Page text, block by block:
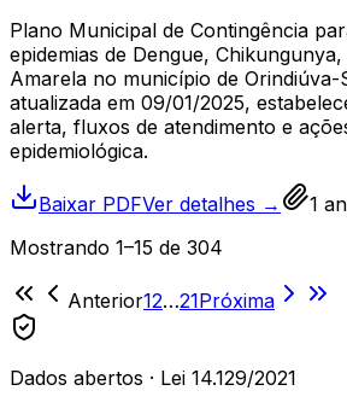
Plano Municipal de Contingência
epidemias de Dengue,
Amarela no município de Orindiúva-
atualizada em 09/01/2025,
alerta, fluxos de atendimento e
epidemiológica.
Baixar PDFVer detalhes → 1
Mostrando 1–15 de 304
Anterior12…21Próxima
Dados abertos · Lei 14.129/2021